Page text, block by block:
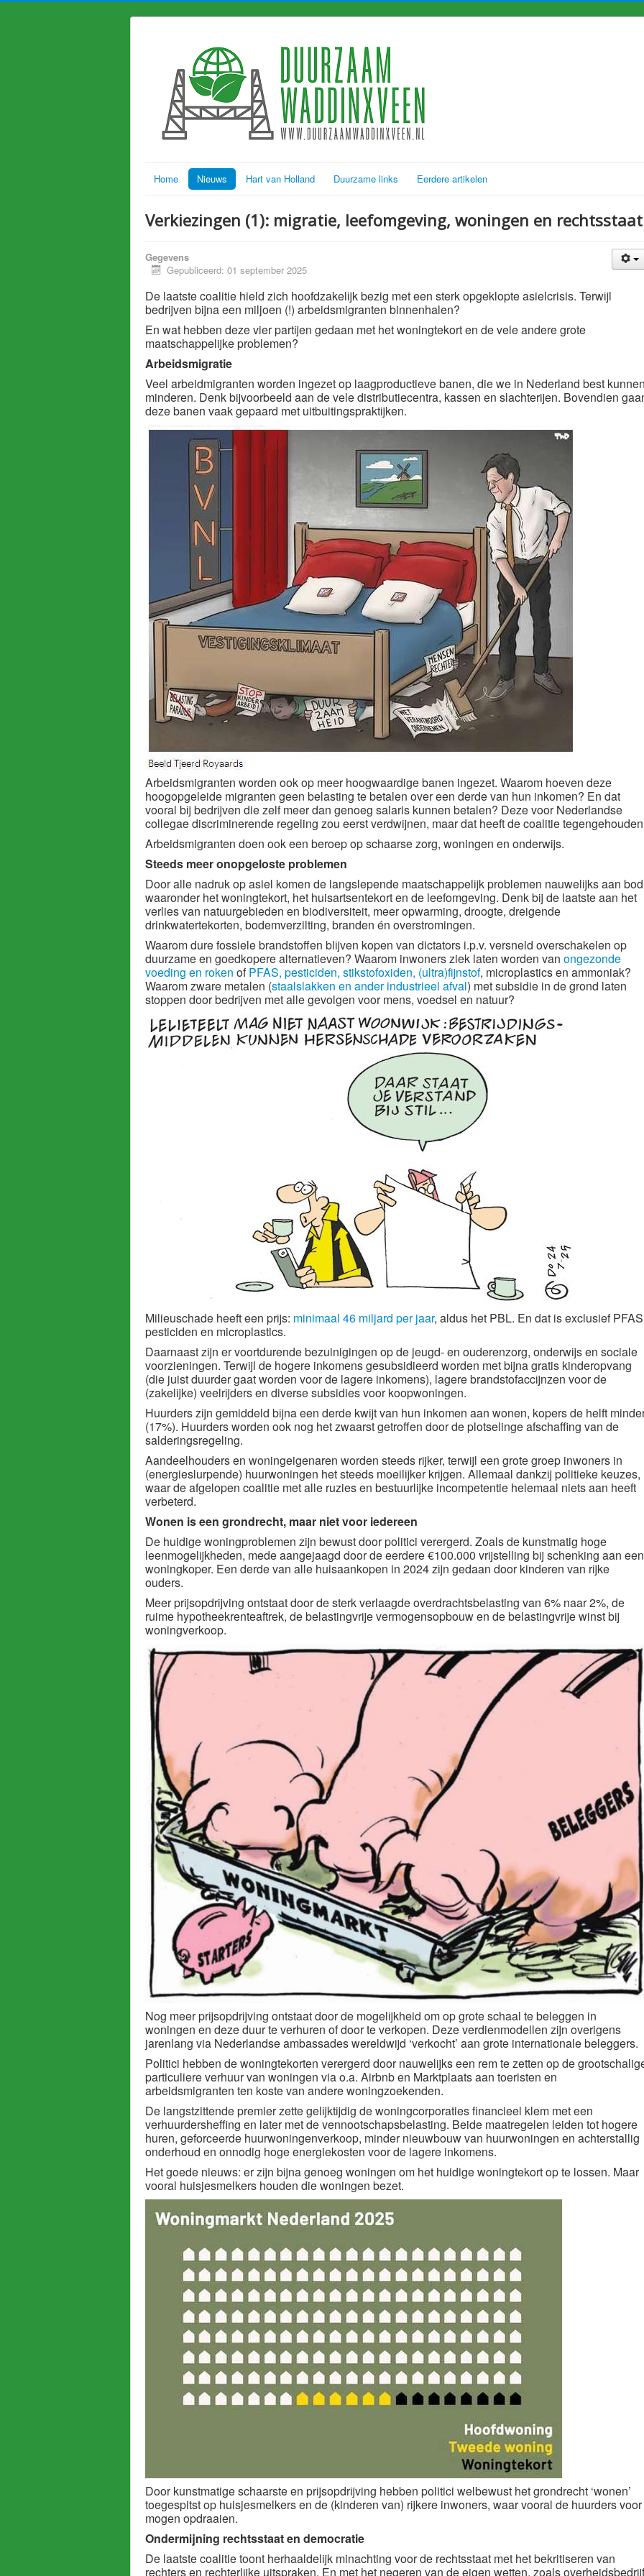
Home Nieuws Hart van Holland Duurzame links Eerdere artikelen
Verkiezingen (1): migratie, leefomgeving, woningen en rechtsstaat
Gegevens
Gepubliceerd: 01 september 2025
De laatste coalitie hield zich hoofdzakelijk bezig met een sterk opgeklopte asielcrisis. Terwijl
bedrijven bijna een miljoen (!) arbeidsmigranten binnenhalen?
En wat hebben deze vier partijen gedaan met het woningtekort en de vele andere grote
maatschappelijke problemen?
Arbeidsmigratie
Veel arbeidmigranten worden ingezet op laagproductieve banen, die we in Nederland best
minderen. Denk bijvoorbeeld aan de vele distributiecentra, kassen en slachterijen. Bovendien
deze banen vaak gepaard met uitbuitingspraktijken.
Arbeidsmigranten worden ook op meer hoogwaardige banen ingezet. Waarom hoeven deze
hoogopgeleide migranten geen belasting te betalen over een derde van hun inkomen? En dat
vooral bij bedrijven die zelf meer dan genoeg salaris kunnen betalen? Deze voor Nederlandse
collegae discriminerende regeling zou eerst verdwijnen, maar dat heeft de coalitie
Arbeidsmigranten doen ook een beroep op schaarse zorg, woningen en onderwijs.
Steeds meer onopgeloste problemen
Door alle nadruk op asiel komen de langslepende maatschappelijk problemen nauwelijks aan
waaronder het woningtekort, het huisartsentekort en de leefomgeving. Denk bij de laatste aan het
verlies van natuurgebieden en biodiversiteit, meer opwarming, droogte, dreigende
drinkwatertekorten, bodemverzilting, branden én overstromingen.
Waarom dure fossiele brandstoffen blijven kopen van dictators i.p.v. versneld overschakelen op
duurzame en goedkopere alternatieven? Waarom inwoners ziek laten worden van ongezonde
voeding en roken ofPFAS, pesticiden, stikstofoxiden, (ultra)fijnstof, microplastics en ammoniak?
Waarom zware metalen (staalslakken en ander industrieel afval) met subsidie in de grond laten
stoppen door bedrijven met alle gevolgen voor mens, voedsel en natuur?
Milieuschade heeft een prijs: minimaal 46 miljard per jaar, aldus het PBL. En dat is exclusief
pesticiden en microplastics.
Daarnaast zijn er voortdurende bezuinigingen op de jeugd- en ouderenzorg, onderwijs en sociale
voorzieningen. Terwijl de hogere inkomens gesubsidieerd worden met bijna gratis kinderopvang
(die juist duurder gaat worden voor de lagere inkomens), lagere brandstofaccijnzen voor de
(zakelijke) veelrijders en diverse subsidies voor koopwoningen.
Huurders zijn gemiddeld bijna een derde kwijt van hun inkomen aan wonen, kopers de helft
(17%). Huurders worden ook nog het zwaarst getroffen door de plotselinge afschaffing van de
salderingsregeling.
Aandeelhouders en woningeigenaren worden steeds rijker, terwijl een grote groep inwoners in
(energieslurpende) huurwoningen het steeds moeilijker krijgen. Allemaal dankzij politieke keuzes,
waar de afgelopen coalitie met alle ruzies en bestuurlijke incompetentie helemaal niets aan heeft
verbeterd.
Wonen is een grondrecht, maar niet voor iedereen
De huidige woningproblemen zijn bewust door politici verergerd. Zoals de kunstmatig hoge
leenmogelijkheden, mede aangejaagd door de eerdere €100.000 vrijstelling bij schenking aan een
woningkoper. Een derde van alle huisaankopen in 2024 zijn gedaan door kinderen van rijke
ouders.
Meer prijsopdrijving ontstaat door de sterk verlaagde overdrachtsbelasting van 6% naar 2%, de
ruime hypotheekrenteaftrek, de belastingvrije vermogensopbouw en de belastingvrije winst bij
woningverkoop.
Nog meer prijsopdrijving ontstaat door de mogelijkheid om op grote schaal te beleggen in
woningen en deze duur te verhuren of door te verkopen. Deze verdienmodellen zijn overigens
jarenlang via Nederlandse ambassades wereldwijd ‘verkocht’ aan grote internationale beleggers.
Politici hebben de woningtekorten verergerd door nauwelijks een rem te zetten op de
particuliere verhuur van woningen via o.a. Airbnb en Marktplaats aan toeristen en
arbeidsmigranten ten koste van andere woningzoekenden.
De langstzittende premier zette gelijktijdig de woningcorporaties financieel klem met een
verhuurdersheffing en later met de vennootschapsbelasting. Beide maatregelen leiden tot hogere
huren, geforceerde huurwoningenverkoop, minder nieuwbouw van huurwoningen en achterstallig
onderhoud en onnodig hoge energiekosten voor de lagere inkomens.
Het goede nieuws: er zijn bijna genoeg woningen om het huidige woningtekort op te lossen. Maar
vooral huisjesmelkers houden die woningen bezet.
Door kunstmatige schaarste en prijsopdrijving hebben politici welbewust het grondrecht ‘wonen’
toegespitst op huisjesmelkers en de (kinderen van) rijkere inwoners, waar vooral de huurders voor
mogen opdraaien.
Ondermijning rechtsstaat en democratie
De laatste coalitie toont herhaaldelijk minachting voor de rechtsstaat met het bekritiseren van
rechters en rechterlijke uitspraken. En met het negeren van de eigen wetten, zoals overheidsbedrijf